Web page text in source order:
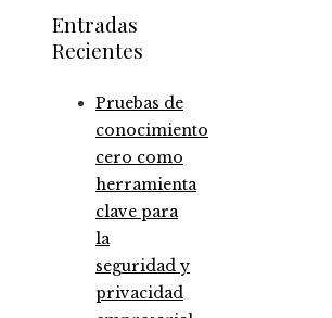
Entradas
Recientes
Pruebas de
conocimiento
cero como
herramienta
clave para
la
seguridad y
privacidad